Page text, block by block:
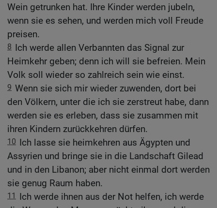
Wein getrunken hat. Ihre Kinder werden jubeln,
wenn sie es sehen, und werden mich voll Freude
preisen.
8 Ich werde allen Verbannten das Signal zur
Heimkehr geben; denn ich will sie befreien. Mein
Volk soll wieder so zahlreich sein wie einst.
9 Wenn sie sich mir wieder zuwenden, dort bei
den Völkern, unter die ich sie zerstreut habe, dann
werden sie es erleben, dass sie zusammen mit
ihren Kindern zurückkehren dürfen.
10 Ich lasse sie heimkehren aus Ägypten und
Assyrien und bringe sie in die Landschaft Gilead
und in den Libanon; aber nicht einmal dort werden
sie genug Raum haben.
11
Ich werde ihnen aus der Not helfen, ich werde